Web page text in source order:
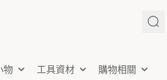
物 工具資材 購物相關